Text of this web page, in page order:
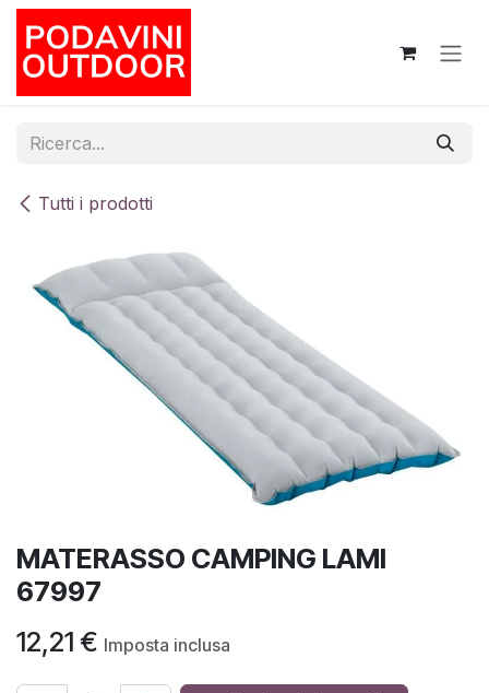
Passa al contenuto
Tutti i prodotti
MATERASSO CAMPING LAMI
67997
12,21 € Imposta inclusa